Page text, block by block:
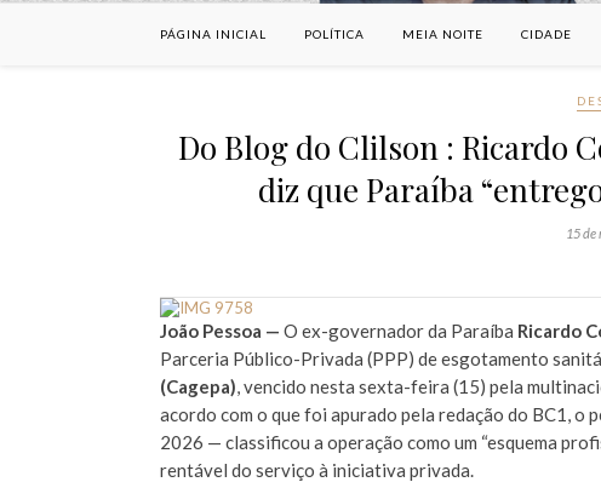
PÁGINA INICIAL POLÍTICA MEIA NOITE CIDADE
Do Blog do Clilson : Ricardo
diz que Paraíba
15
João Pessoa — O ex-governador da Paraíba Ricardo
Parceria Público-Privada (PPP) de esgotamento
(Cagepa), vencido nesta sexta-feira (15) pela
acordo com o que foi apurado pela redação do BC1,
2026 — classificou a operação como um “esquema
rentável do serviço à iniciativa privada.